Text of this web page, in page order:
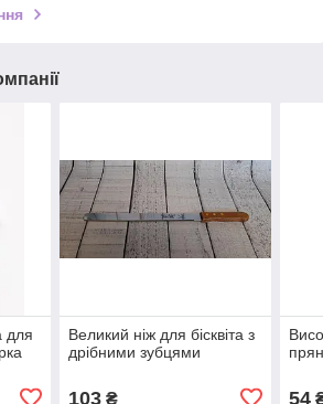
для
Великий ніж для бісквіта з
дрібними зубцями
103₴ 54